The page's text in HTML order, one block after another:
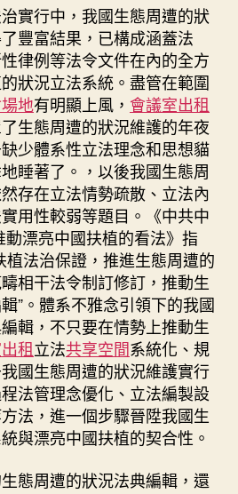
實行中，我國生態周遭的狀
豐富結果，已構成涵蓋法
律例等法令文件在內的全方
狀況立法系統。盡管在範圍
地有明顯上風， 會議室出租
生態周遭的狀況維護的年夜
少體系性立法理念和思想貓
睡著了。，以後我國生態周
存在立法情勢疏散、立法內
用性較弱等題目。《中共中
漂亮中國扶植的看法》指
植法治保證，推進生態周遭的
相干法令制訂修訂，推動生
”。體系不雅念引領下的我國
輯，不只要在情勢上推動生
租立法共享空間系統化、規
國生態周遭的狀況維護實行
法管理念優化、立法編製設
法，進一個步驟晉陞我國生
與漂亮中國扶植的契合性。
態周遭的狀況法典編輯，還